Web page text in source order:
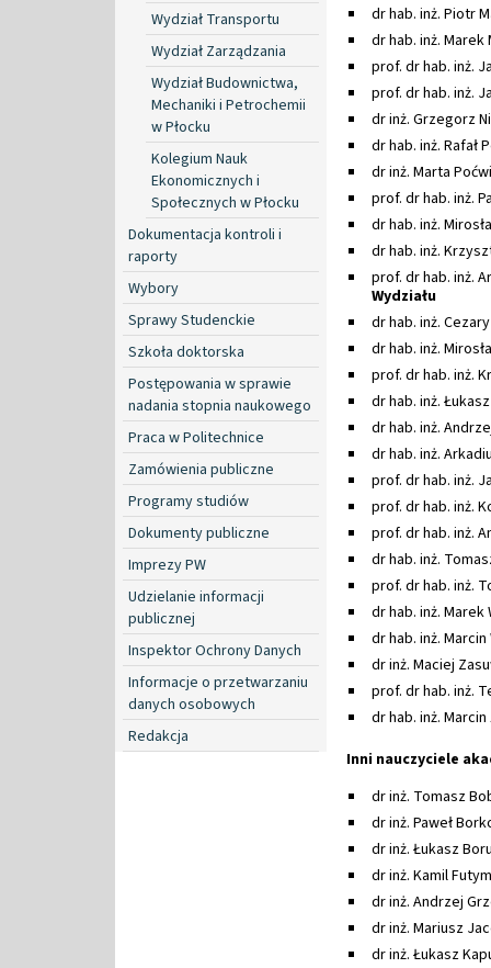
Wydział Transportu
Wydział Zarządzania
Wydział Budownictwa,
Mechaniki i Petrochemii
w Płocku
Kolegium Nauk
Ekonomicznych i
Społecznych w Płocku
Dokumentacja kontroli i
raporty
Wybory
Sprawy Studenckie
Szkoła doktorska
Postępowania w sprawie
nadania stopnia naukowego
Praca w Politechnice
Zamówienia publiczne
Programy studiów
Dokumenty publiczne
Imprezy PW
Udzielanie informacji
publicznej
Inspektor Ochrony Danych
Informacje o przetwarzaniu
danych osobowych
Redakcja
dr hab. inż. Piotr
dr hab. inż.
prof. dr hab. inż.
prof. dr hab. inż.
dr inż. Grzegorz
dr hab. inż. Rafał
dr inż. Marta
prof. dr hab. inż.
dr hab. inż.
dr hab. inż.
prof. dr hab. inż.
Wydziału
dr hab. inż.
dr hab. inż.
prof. dr hab. inż.
dr hab. inż.
dr hab. inż.
dr hab. inż.
prof. dr hab. inż.
prof. dr hab. inż.
prof. dr hab. inż.
dr hab. inż.
prof. dr hab. inż.
dr hab. inż.
dr hab. inż.
dr inż. Maciej
prof. dr hab. inż.
dr hab. inż.
Inni nauczyciele
dr inż. Tomasz
dr inż. Paweł
dr inż. Łukasz
dr inż. Kamil
dr inż. Andrzej
dr inż. Mariusz
dr inż. Łukasz